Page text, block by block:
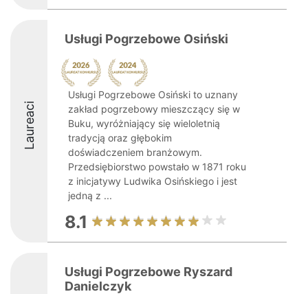
Laureaci
Usługi Pogrzebowe Osiński
Usługi Pogrzebowe Osiński to uznany
zakład pogrzebowy mieszczący się w
Buku, wyróżniający się wieloletnią
tradycją oraz głębokim
doświadczeniem branżowym.
Przedsiębiorstwo powstało w 1871 roku
z inicjatywy Ludwika Osińskiego i jest
jedną z ...
8.1
Usługi Pogrzebowe Ryszard
Danielczyk